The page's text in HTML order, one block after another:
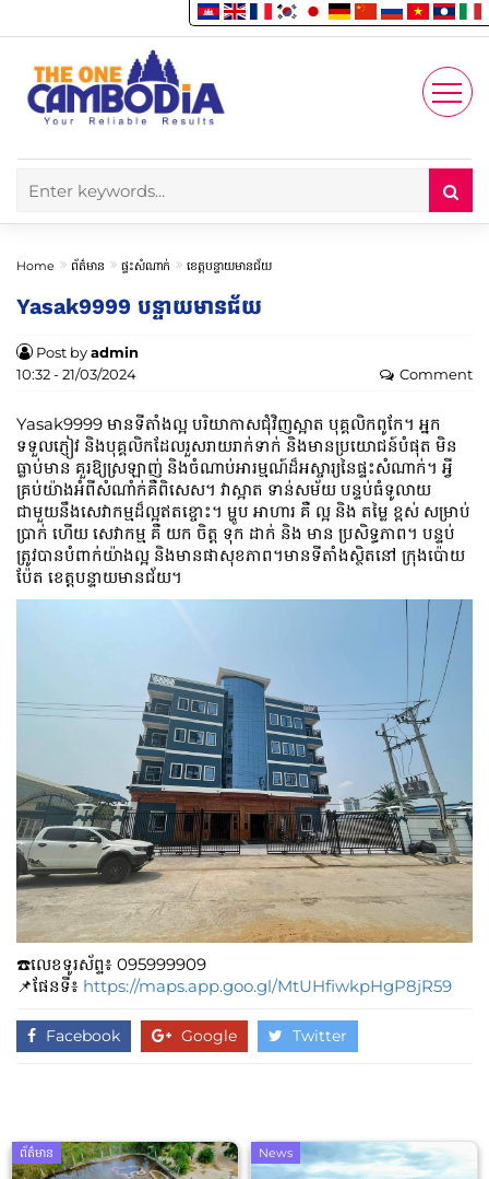
Account
Enjoy
Home ព័ត៌មាន ផ្ទះសំណាក់ ខេត្តបន្ទាយមានជ័យ
Yasak9999 បន្ទាយមានជ័យ
Post byadmin
10:32 - 21/03/2024
Comment
Yasak9999 មានទីតាំងល្អ បរិយាកាសជុំវិញស្អាត បុគ្គលិកពូកែ។ អ្នក
ទទួលភ្ញៀវ និងបុគ្គលិកដែលរួសរាយរាក់ទាក់ និងមានប្រយោជន៍បំផុត មិន
ធ្លាប់មាន គួរឱ្យស្រឡាញ់ និងចំណាប់អារម្មណ៍ដ៏អស្ចារ្យនៃផ្ទះសំណាក់។ អ្វី
គ្រប់យ៉ាងអំពីសំណាំក់គឺពិសេស។ វាស្អាត ទាន់សម័យ បន្ទប់ធំទូលាយ
ជាមួយនឹងសេវាកម្មដ៏ល្អឥតខ្ចោះ។ ម្ហូប អាហារ គឺ ល្អ និង តម្លៃ ខ្ពស់ សម្រាប់
ប្រាក់ ហើយ សេវាកម្ម គឺ យក ចិត្ត ទុក ដាក់ និង មាន ប្រសិទ្ធភាព។ បន្ទប់
ត្រូវបានបំពាក់យ៉ាងល្អ និងមានផាសុខភាព។មានទីតាំងស្ថិតនៅ​​ ក្រុងប៉ោយ
ប៉ែត ខេត្តបន្ទាយមានជ័យ។
☎️លេខទូរស័ព្ទ៖​​ 095999909
📌ផែនទី៖ https://maps.app.goo.gl/MtUHfiwkpHgP8jR59
Facebook Google Twitter
ព័ត៌មាន News